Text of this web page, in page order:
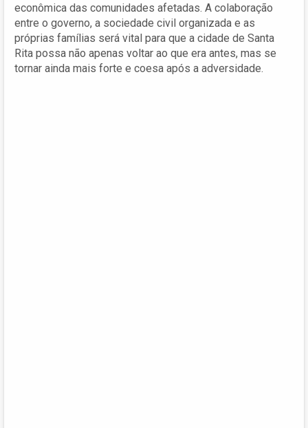
econômica das comunidades afetadas. A colaboração
entre o governo, a sociedade civil organizada e as
próprias famílias será vital para que a cidade de Santa
Rita possa não apenas voltar ao que era antes, mas se
tornar ainda mais forte e coesa após a adversidade.